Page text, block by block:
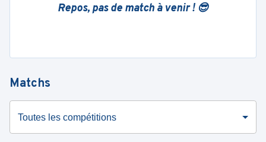
Repos, pas de match à venir ! 😎
Matchs
Toutes les compétitions